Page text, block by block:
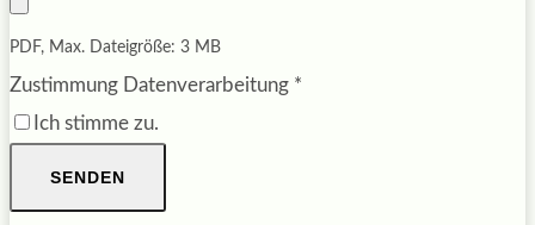
PDF, Max. Dateigröße: 3 MB
Zustimmung Datenverarbeitung *
Ich stimme zu.
SENDEN